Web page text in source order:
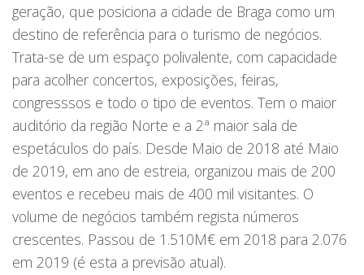
geração, que posiciona a cidade de Braga como um
destino de referência para o turismo de negócios.
Trata-se de um espaço polivalente, com capacidade
para acolher concertos, exposições, feiras,
congresssos e todo o tipo de eventos. Tem o maior
auditório da região Norte e a 2ª maior sala de
espetáculos do país. Desde Maio de 2018 até Maio
de 2019, em ano de estreia, organizou mais de 200
eventos e recebeu mais de 400 mil visitantes. O
volume de negócios também regista números
crescentes. Passou de 1.510M€ em 2018 para 2.076
em 2019 (é esta a previsão atual).